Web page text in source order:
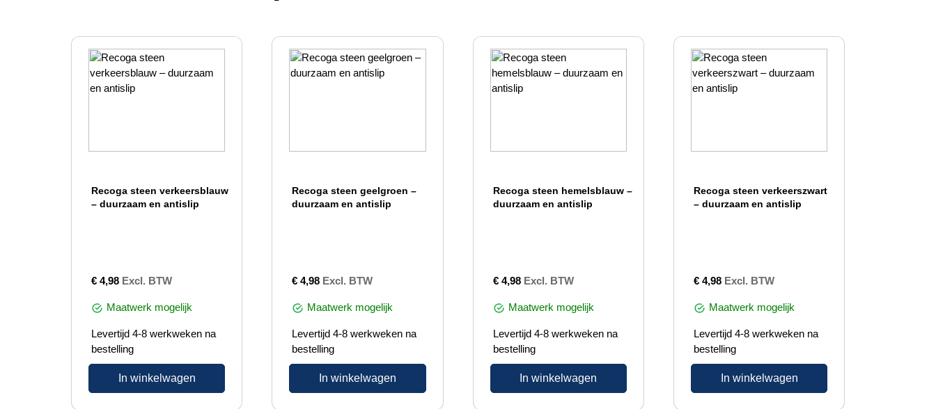
Recoga steen verkeersblauw
– duurzaam en antislip
€ 4,98 Excl. BTW
Maatwerk mogelijk
Levertijd 4-8 werkweken na
bestelling
In winkelwagen
Recoga steen geelgroen –
duurzaam en antislip
€ 4,98 Excl. BTW
Maatwerk mogelijk
Levertijd 4-8 werkweken na
bestelling
In winkelwagen
Recoga steen hemelsblauw –
duurzaam en antislip
€4,98 Excl. BTW
Maatwerk mogelijk
Levertijd 4-8 werkweken na
bestelling
In winkelwagen
Recoga steen verkeerszwart
– duurzaam en antislip
€ 4,98 Excl. BTW
Maatwerk mogelijk
Levertijd 4-8 werkweken na
bestelling
In winkelwagen